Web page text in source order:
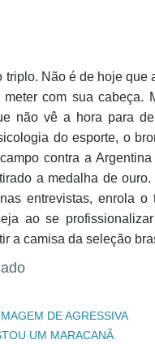
triplo. Não é de hoje que
com sua cabeça.
não vê a hora para
do esporte, o
contra a
a medalha de
entrevistas, enrola o
ao se
a camisa da seleção
DE AGRESSIVA
UM MARACANÃ